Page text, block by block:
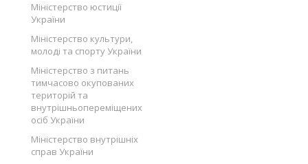
Міністерство юстиції
України
Міністерство культури,
молоді та спорту України
Міністерство з питань
тимчасово окупованих
територій та
внутрішньопереміщених
осіб України
Міністерство внутрішніх
справ України